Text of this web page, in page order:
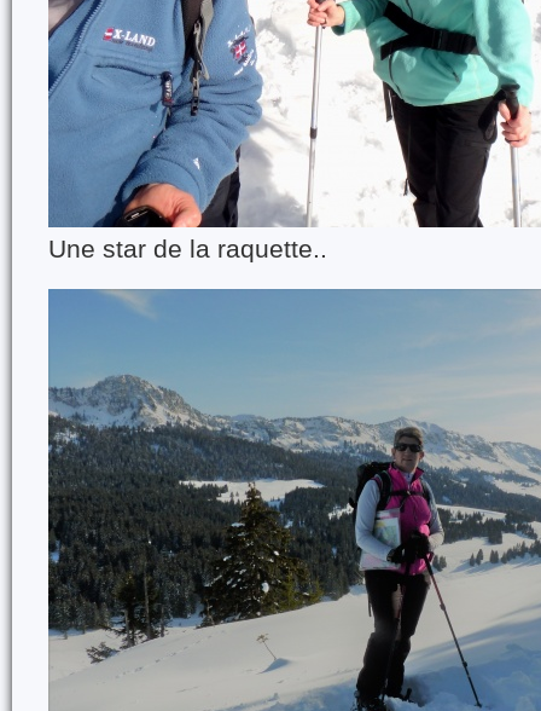
Une star de la raquette..